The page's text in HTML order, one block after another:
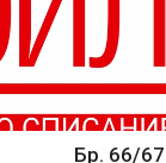
Бр. 66/